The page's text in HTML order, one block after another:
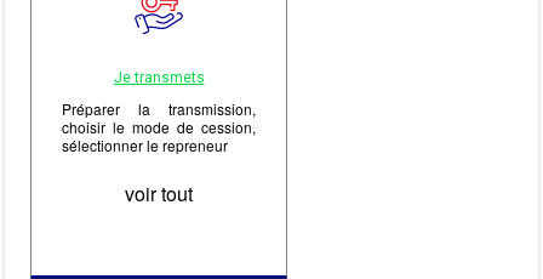
Je transmets
Préparer la transmission,
choisir le mode de cession,
sélectionner le repreneur
voir tout